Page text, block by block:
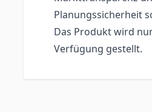
Planungssicherheit
Das Produkt wird
Verfügung gestellt.